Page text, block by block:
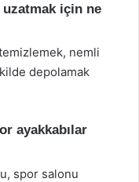
uzatmak için ne
nemli
depolamak
ayakkabılar
spor salonu